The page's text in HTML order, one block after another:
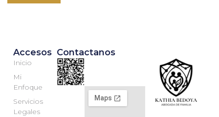
Accesos
Inicio
Mi
Enfoque
Servicios
Legales
Contactanos